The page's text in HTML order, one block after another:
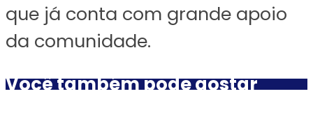
que já conta com grande apoio
da comunidade.
Você também pode gostar